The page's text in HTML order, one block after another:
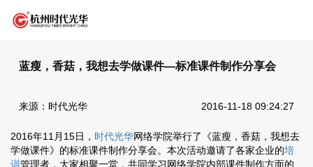
蓝瘦，香菇，我想去学做课件—标准课件制作分享会
来源：时代光华 2016-11-18 09:24:27
2016年11月15日， 时代光华网络学院举行了《蓝瘦，香菇，我想去
学做课件》的标准课件制作分享会。本次活动邀请了各家企业的培
训 管理者，大家相聚一堂，共同学习网络学院内部课件制作方面的